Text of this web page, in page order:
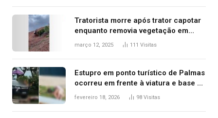
Tratorista morre após trator capotar
enquanto removia vegetação em
ribanceira de rodovia
março 12, 2025 111 Visitas
Estupro em ponto turístico de Palmas
ocorreu em frente à viatura e base de
segurança; polícia investiga
fevereiro 18, 2026 98 Visitas